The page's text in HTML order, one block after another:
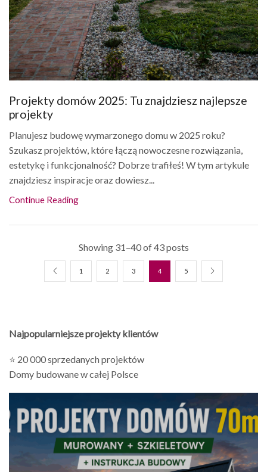
Projekty domów 2025: Tu znajdziesz najlepsze
projekty
Planujesz budowę wymarzonego domu w 2025 roku?
Szukasz projektów, które łączą nowoczesne rozwiązania,
estetykę i funkcjonalność? Dobrze trafiłeś! W tym artykule
znajdziesz inspiracje oraz dowiesz...
Continue Reading
Showing 31–40 of 43 posts
1 2 3 4 5
Najpopularniejsze projekty klientów
⭐ 20 000 sprzedanych projektów
Domy budowane w całej Polsce